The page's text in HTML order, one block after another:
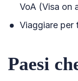
VoA (Visa on
Viaggiare per
Paesi